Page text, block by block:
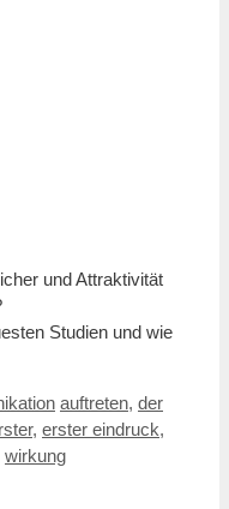
und Attraktivität
Studien und wie
Schlagwörter
auftreten, der
, erster eindruck,
wirkung